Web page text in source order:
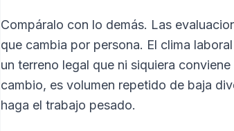
Compáralo con lo demás. Las
que cambia por persona. El clima
un terreno legal que ni siquiera
cambio, es volumen repetido de baja
haga el trabajo pesado.